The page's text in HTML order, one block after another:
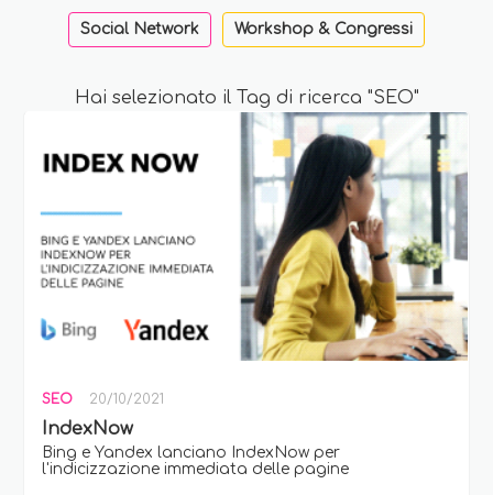
Social Network Workshop & Congressi
Hai selezionato il Tag di ricerca "SEO"
SEO 20/10/2021
IndexNow
Bing e Yandex lanciano IndexNow per
l'indicizzazione immediata delle pagine